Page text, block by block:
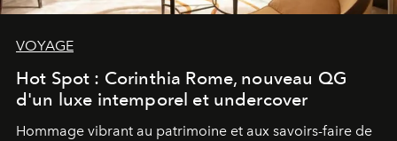
VOYAGE
Hot Spot : Corinthia Rome, nouveau QG
d'un luxe intemporel et undercover
Hommage vibrant au patrimoine et aux savoirs-faire de